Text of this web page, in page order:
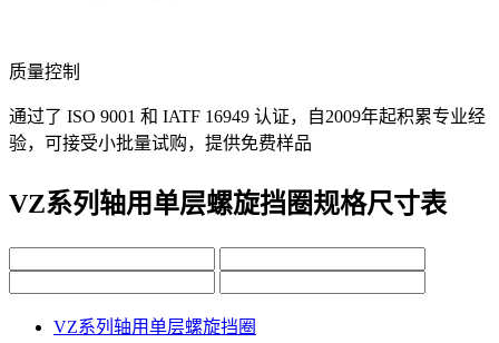
质量控制
通过了 ISO 9001 和 IATF 16949 认证，自2009年起积累专业经
验，可接受小批量试购，提供免费样品
VZ系列轴用单层螺旋挡圈规格尺寸表
VZ系列轴用单层螺旋挡圈